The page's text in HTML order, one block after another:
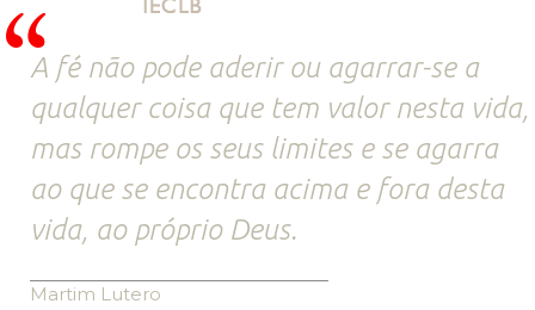
A fé não pode aderir ou agarrar-se a
qualquer coisa que tem valor nesta vida,
mas rompe os seus limites e se agarra
ao que se encontra acima e fora desta
vida, ao próprio Deus.
Martim Lutero